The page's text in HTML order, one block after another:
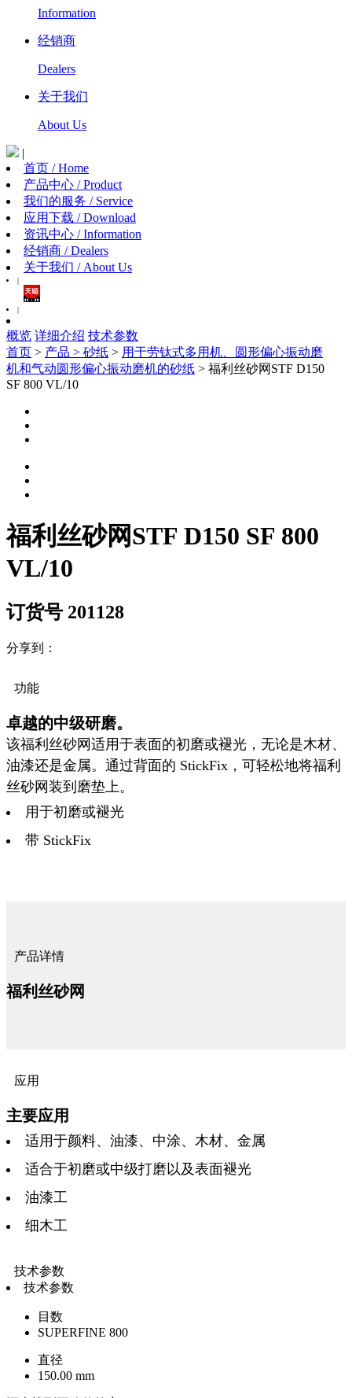
Information
经销商
Dealers
关于我们
About Us
|
首页 / Home
产品中心 / Product
我们的服务 / Service
应用下载 / Download
资讯中心 / Information
经销商 / Dealers
关于我们 / About Us
|
|
概览 详细介绍 技术参数
首页 > 产品 > 砂纸 > 用于劳钛式多用机、圆形偏心振动磨
机和气动圆形偏心振动磨机的砂纸 > 福利丝砂网STF D150
SF 800 VL/10
福利丝砂网STF D150 SF 800
VL/10
订货号 201128
分享到：
功能
卓越的中级研磨。
该福利丝砂网适用于表面的初磨或褪光，无论是木材、
油漆还是金属。通过背面的 StickFix，可轻松地将福利
丝砂网装到磨垫上。
用于初磨或褪光
带 StickFix
产品详情
福利丝砂网
应用
主要应用
适用于颜料、油漆、中涂、木材、金属
适合于初磨或中级打磨以及表面褪光
油漆工
细木工
技术参数
技术参数
目数
SUPERFINE 800
直径
150.00 mm